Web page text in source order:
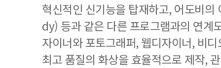
혁신적인 신기능을 탑재하고, 어도비
dy) 등과 같은 다른 프로그램과의 연계
자이너와 포토그래퍼, 웹디자이너, 비
최고 품질의 화상을 효율적으로 제작,